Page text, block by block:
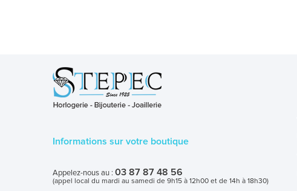
Informations sur votre boutique
Appelez-nous au : 03 87 87 48 56
(appel local du mardi au samedi de 9h15 à 12h00 et de 14h à 18h30)